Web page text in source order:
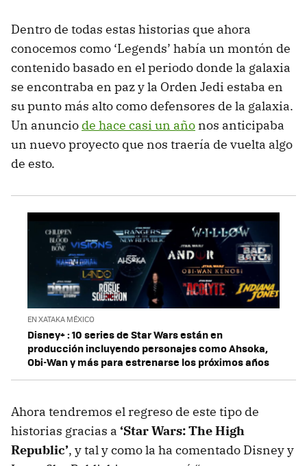
Dentro de todas estas historias que ahora
conocemos como ‘Legends’ había un montón de
contenido basado en el periodo donde la galaxia
se encontraba en paz y la Orden Jedi estaba en
su punto más alto como defensores de la galaxia.
Un anuncio de hace casi un año nos anticipaba
un nuevo proyecto que nos traería de vuelta algo
de esto.
EN XATAKA MÉXICO
Disney+ : 10 series de Star Wars están en
producción incluyendo personajes como Ahsoka,
Obi-Wan y más para estrenarse los próximos años
Ahora tendremos el regreso de este tipo de
historias gracias a ‘Star Wars: The High
Republic’, y tal y como la ha comentado Disney y